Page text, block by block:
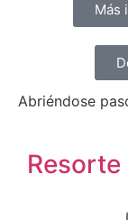
Más
Abriéndose
Resorte